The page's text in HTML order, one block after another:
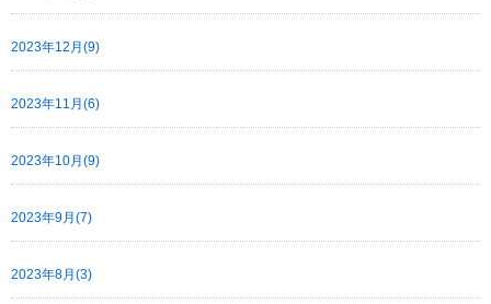
2023年12月(9)
2023年11月(6)
2023年10月(9)
2023年9月(7)
2023年8月(3)